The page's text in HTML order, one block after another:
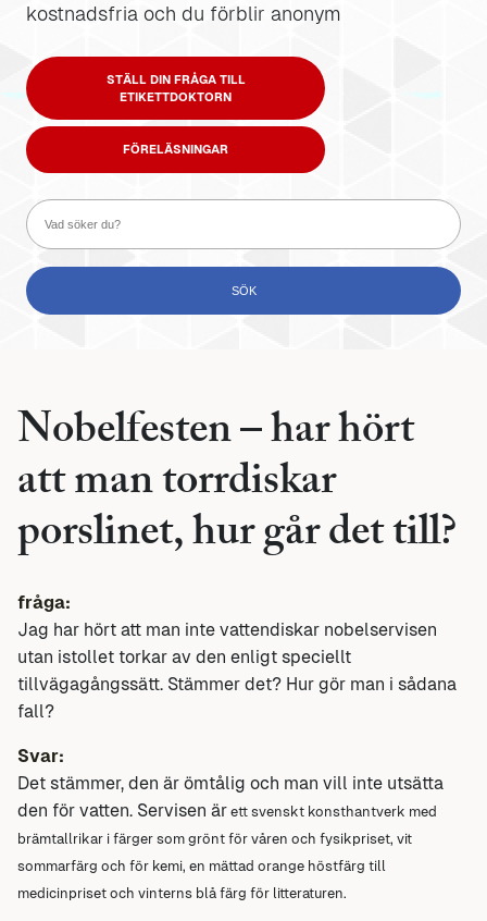
kostnadsfria och du förblir anonym
STÄLL DIN FRÅGA TILL
ETIKETTDOKTORN
FÖRELÄSNINGAR
Nobelfesten – har hört
att man torrdiskar
porslinet, hur går det till?
fråga:
Jag har hört att man inte vattendiskar nobelservisen
utan istollet torkar av den enligt speciellt
tillvägagångssätt. Stämmer det? Hur gör man i sådana
fall?
Svar:
Det stämmer, den är ömtålig och man vill inte utsätta
den för vatten. Servisen är ett svenskt konsthantverk med
brämtallrikar i färger som grönt för våren och fysikpriset, vit
sommarfärg och för kemi, en mättad orange höstfärg till
medicinpriset och vinterns blå färg för litteraturen.